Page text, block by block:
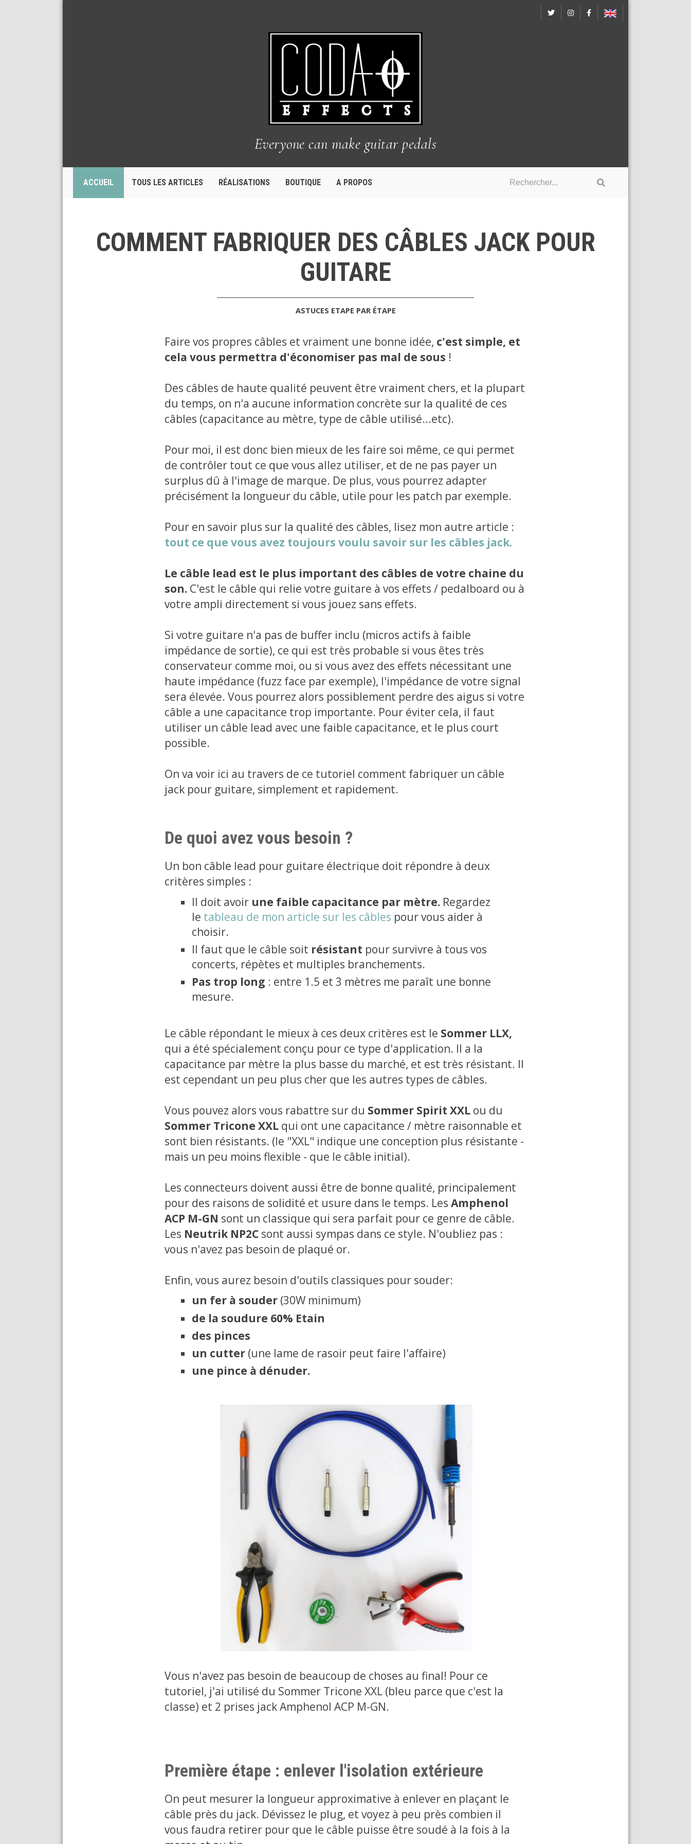
Everyone can make guitar pedals
ACCUEIL TOUS LES ARTICLES RÉALISATIONS BOUTIQUE A PROPOS
COMMENT FABRIQUER DES CÂBLES JACK POUR
GUITARE
ASTUCES ETAPE PAR ÉTAPE
Faire vos propres câbles et vraiment une bonne idée, c'est simple, et
cela vous permettra d'économiser pas mal de sous !
Des câbles de haute qualité peuvent être vraiment chers, et la plupart
du temps, on n'a aucune information concrète sur la qualité de ces
câbles (capacitance au mètre, type de câble utilisé...etc).
Pour moi, il est donc bien mieux de les faire soi même, ce qui permet
de contrôler tout ce que vous allez utiliser, et de ne pas payer un
surplus dû à l'image de marque. De plus, vous pourrez adapter
précisément la longueur du câble, utile pour les patch par exemple.
Pour en savoir plus sur la qualité des câbles, lisez mon autre article :
tout ce que vous avez toujours voulu savoir sur les câbles jack.
Le câble lead est le plus important des câbles de votre chaine du
son. C'est le câble qui relie votre guitare à vos effets / pedalboard ou à
votre ampli directement si vous jouez sans effets.
Si votre guitare n'a pas de buffer inclu (micros actifs à faible
impédance de sortie), ce qui est très probable si vous êtes très
conservateur comme moi, ou si vous avez des effets nécessitant une
haute impédance (fuzz face par exemple), l'impédance de votre signal
sera élevée. Vous pourrez alors possiblement perdre des aigus si votre
câble a une capacitance trop importante. Pour éviter cela, il faut
utiliser un câble lead avec une faible capacitance, et le plus court
possible.
On va voir ici au travers de ce tutoriel comment fabriquer un câble
jack pour guitare, simplement et rapidement.
De quoi avez vous besoin ?
Un bon câble lead pour guitare électrique doit répondre à deux
critères simples :
Il doit avoir une faible capacitance par mètre.Regardez
le tableau de mon article sur les câbles pour vous aider à
choisir.
Il faut que le câble soit résistant pour survivre à tous vos
concerts, répètes et multiples branchements.
Pas trop long : entre 1.5 et 3 mètres me paraît une bonne
mesure.
Le câble répondant le mieux à ces deux critères est le Sommer LLX,
qui a été spécialement conçu pour ce type d'application. Il a la
capacitance par mètre la plus basse du marché, et est très résistant. Il
est cependant un peu plus cher que les autres types de câbles.
Vous pouvez alors vous rabattre sur du Sommer Spirit XXL ou du
Sommer Tricone XXL qui ont une capacitance / mètre raisonnable et
sont bien résistants. (le "XXL" indique une conception plus résistante -
mais un peu moins flexible - que le câble initial).
Les connecteurs doivent aussi être de bonne qualité, principalement
pour des raisons de solidité et usure dans le temps. LesAmphenol
ACP M-GN sont un classique qui sera parfait pour ce genre de câble.
Les Neutrik NP2C sont aussi sympas dans ce style. N'oubliez pas :
vous n'avez pas besoin de plaqué or.
Enfin, vous aurez besoin d'outils classiques pour souder:
un fer à souder (30W minimum)
de la soudure 60% Etain
des pinces
un cutter (une lame de rasoir peut faire l'affaire)
une pince à dénuder.
Vous n'avez pas besoin de beaucoup de choses au final! Pour ce
tutoriel, j'ai utilisé du Sommer Tricone XXL (bleu parce que c'est la
classe) et 2 prises jack Amphenol ACP M-GN.
Première étape : enlever l'isolation extérieure
On peut mesurer la longueur approximative à enlever en plaçant le
câble près du jack. Dévissez le plug, et voyez à peu près combien il
vous faudra retirer pour que le câble puisse être soudé à la fois à la